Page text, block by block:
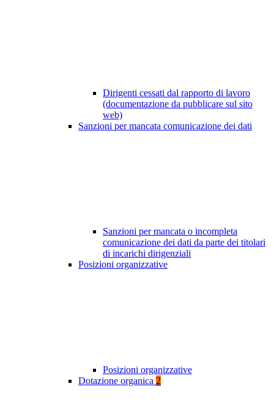
Dirigenti cessati dal rapporto di lavoro
(documentazione da pubblicare sul sito
web)
Sanzioni per mancata comunicazione dei dati
Sanzioni per mancata o incompleta
comunicazione dei dati da parte dei titolari
di incarichi dirigenziali
Posizioni organizzative
Posizioni organizzative
Dotazione organica 2